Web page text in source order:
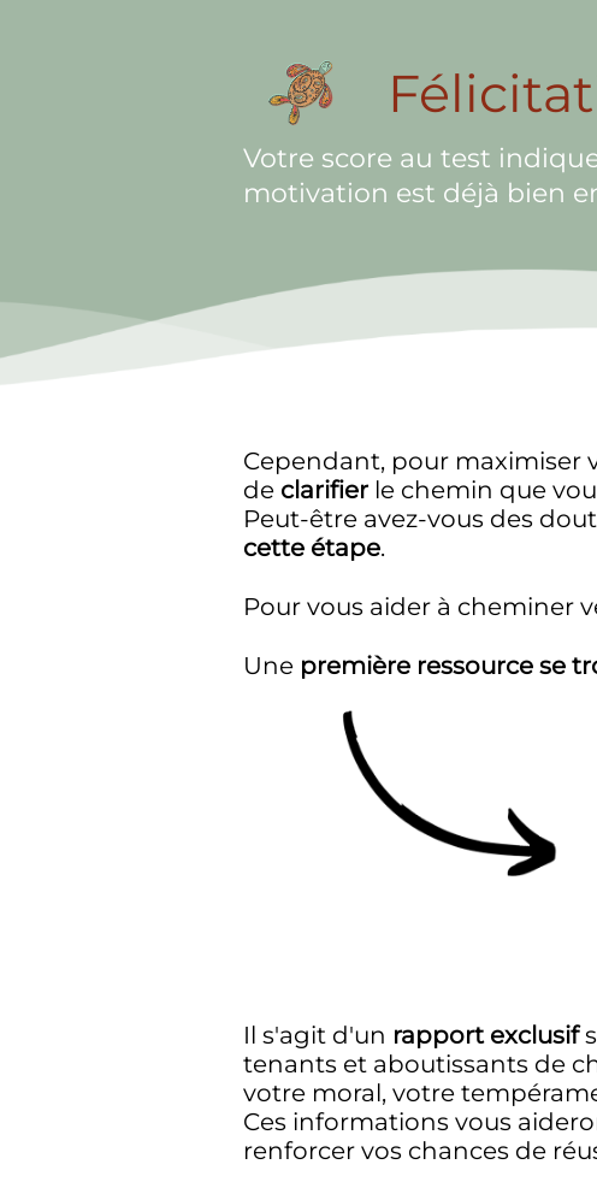
Votre score au test
motivation est déjà bien
Cependant, pour maximiser
de clarifier le chemin que
Peut-être avez-vous des
cette étape.
Pour vous aider à cheminer
Une première ressource se
Il s'agit d'un rapport exclusif
tenants et aboutissants de
votre moral, votre
Ces informations vous
renforcer vos chances de